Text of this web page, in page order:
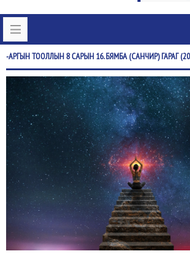
-АРГЫНТООЛЛЫН 8 САРЫН 16. БЯМБА (САНЧИР) ГАРАГ